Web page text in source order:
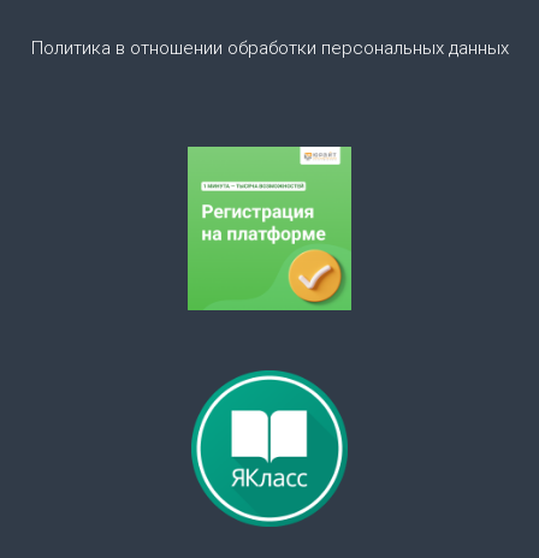
з
Политика в отношении обработки персональных данных